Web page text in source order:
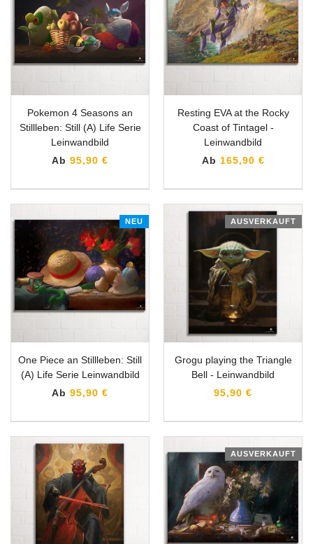
Pokemon 4 Seasons an
Stillleben: Still (A) Life Serie
Leinwandbild
Ab 95,90 €
Resting EVA at the Rocky
Coast of Tintagel -
Leinwandbild
Ab 165,90 €
NEU
One Piece an Stillleben: Still
(A) Life Serie Leinwandbild
Ab 95,90 €
AUSVERKAUFT
Grogu playing the Triangle
Bell - Leinwandbild
95,90 €
AUSVERKAUFT